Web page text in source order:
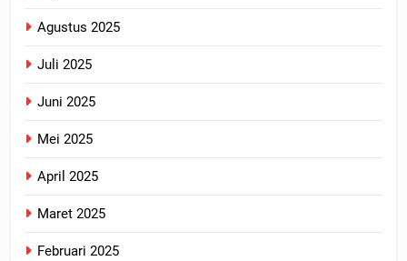
Agustus 2025
Juli 2025
Juni 2025
Mei 2025
April 2025
Maret 2025
Februari 2025